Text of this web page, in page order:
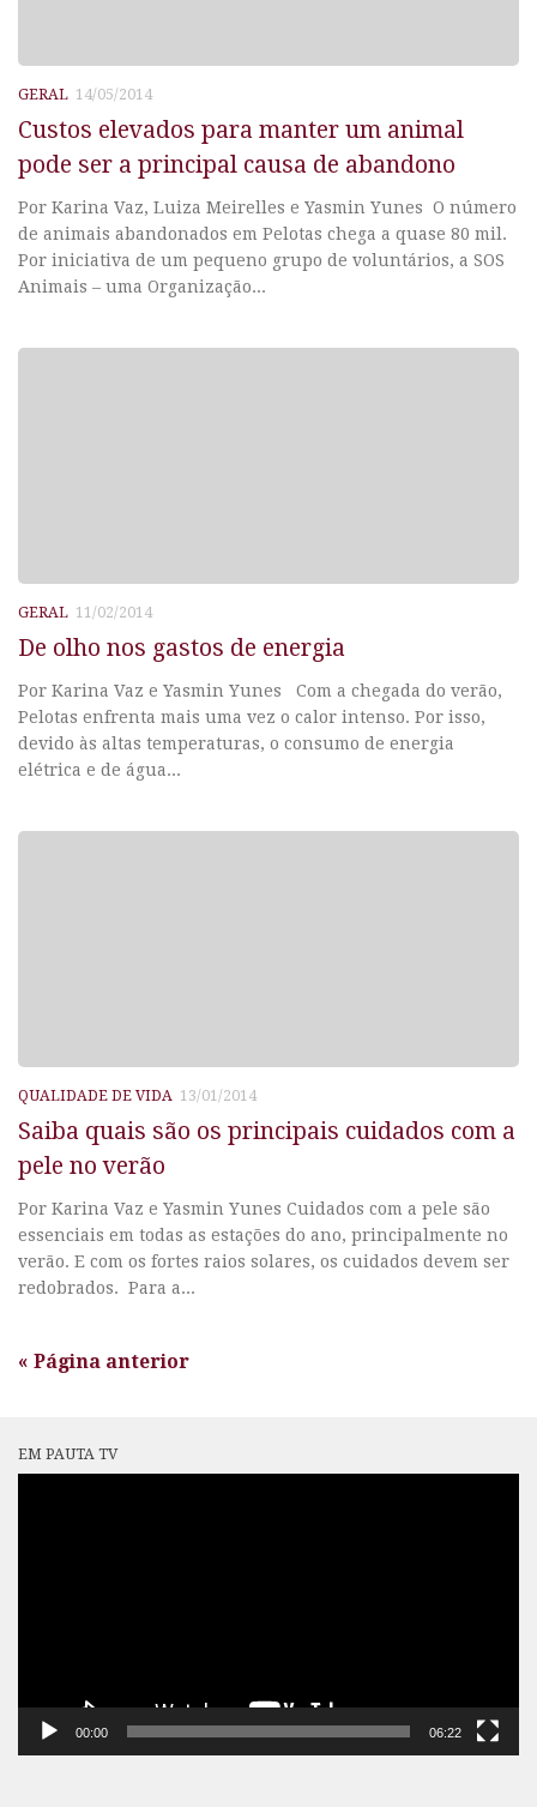
GERAL 14/05/2014
Custos elevados para manter um animal
pode ser a principal causa de abandono
Por Karina Vaz, Luiza Meirelles e Yasmin Yunes O número
de animais abandonados em Pelotas chega a quase 80 mil.
Por iniciativa de um pequeno grupo de voluntários, a SOS
Animais – uma Organização...
GERAL 11/02/2014
De olho nos gastos de energia
Por Karina Vaz e Yasmin Yunes Com a chegada do verão,
Pelotas enfrenta mais uma vez o calor intenso. Por isso,
devido às altas temperaturas, o consumo de energia
elétrica e de água...
QUALIDADE DE VIDA 13/01/2014
Saiba quais são os principais cuidados com a
pele no verão
Por Karina Vaz e Yasmin Yunes Cuidados com a pele são
essenciais em todas as estações do ano, principalmente no
verão. E com os fortes raios solares, os cuidados devem ser
redobrados. Para a...
« Página anterior
EM PAUTA TV
00:00 06:22